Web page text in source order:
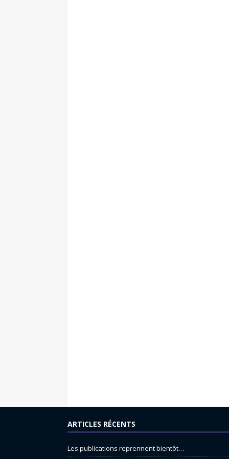
ARTICLES RÉCENTS
Les publications reprennent bientôt…